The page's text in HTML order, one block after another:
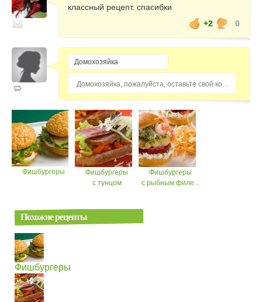
классный рецепт. спасибки
+2
0
Домохозяйка, пожалуйста, оставьте свой комментарий...
Фишбургеры
Фишбургеры
с тунцом
Фишбургеры
с рыбным филе...
Похожие рецепты
Фишбургеры